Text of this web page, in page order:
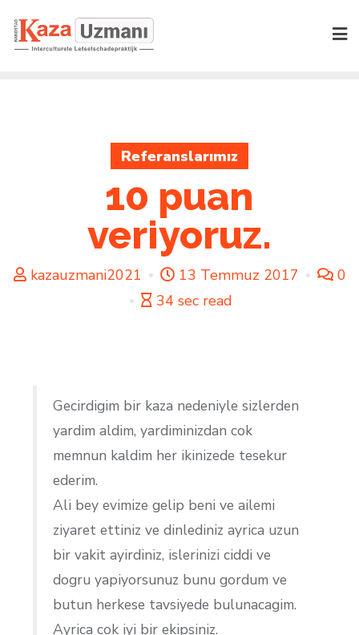
Referanslarımız
10 puan
veriyoruz.
kazauzmani2021 13 Temmuz 2017
0
34 sec read
Gecirdigim bir kaza nedeniyle sizlerden
yardim aldim, yardiminizdan cok
memnun kaldim her ikinizede tesekur
ederim.
Ali bey evimize gelip beni ve ailemi
ziyaret ettiniz ve dinlediniz ayrica uzun
bir vakit ayirdiniz, islerinizi ciddi ve
dogru yapiyorsunuz bunu gordum ve
butun herkese tavsiyede bulunacagim.
Ayrica cok iyi bir ekipsiniz.